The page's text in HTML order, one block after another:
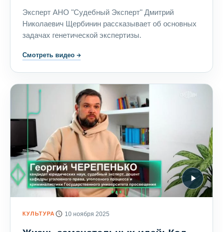
Эксперт АНО "Судебный Эксперт" Дмитрий
Николаевич Щербинин рассказывает об основных
задачах генетической экспертизы.
Смотреть видео →
КУЛЬТУРА 10 ноября 2025